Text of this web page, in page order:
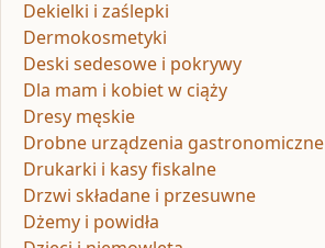
Dekielki i zaślepki
Dermokosmetyki
Deski sedesowe i pokrywy
Dla mam i kobiet w ciąży
Dresy męskie
Drobne urządzenia gastronomiczne
Drukarki i kasy fiskalne
Drzwi składane i przesuwne
Dżemy i powidła